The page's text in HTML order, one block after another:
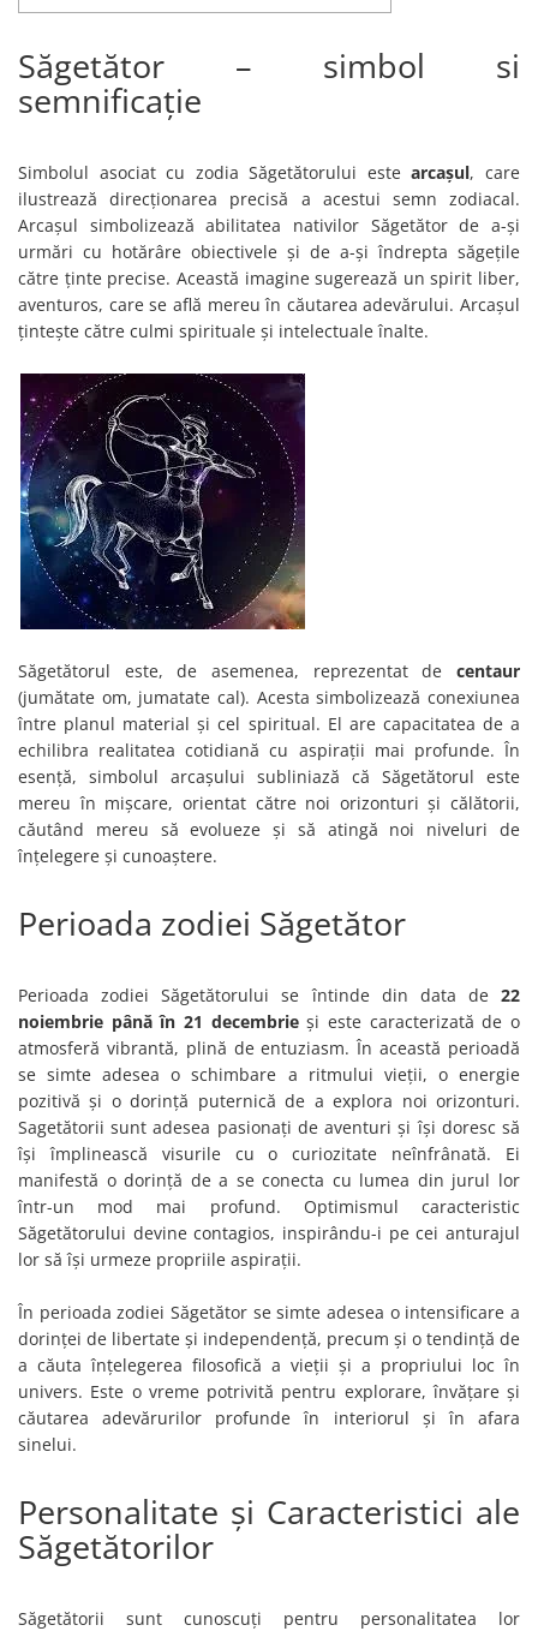
Săgetător – simbol si
semnificație
Simbolul asociat cu zodia Săgetătorului estearcașul, care
ilustrează direcționarea precisă a acestui semn zodiacal.
Arcașul simbolizează abilitatea nativilor Săgetător de a-și
urmări cu hotărâre obiectivele și de a-și îndrepta săgețile
către ținte precise. Această imagine sugerează un spirit liber,
aventuros, care se află mereu în căutarea adevărului. Arcașul
țintește către culmi spirituale și intelectuale înalte.
Săgetătorul este, de asemenea, reprezentat de centaur
(jumătate om, jumatate cal). Acesta simbolizează conexiunea
între planul material și cel spiritual. El are capacitatea de a
echilibra realitatea cotidiană cu aspirații mai profunde. În
esență, simbolul arcașului subliniază că Săgetătorul este
mereu în mișcare, orientat către noi orizonturi și călătorii,
căutând mereu să evolueze și să atingă noi niveluri de
înțelegere și cunoaștere.
Perioada zodiei Săgetător
Perioada zodiei Săgetătorului se întinde din data de 22
noiembrie până în 21 decembrieși este caracterizată de o
atmosferă vibrantă, plină de entuziasm. În această perioadă
se simte adesea o schimbare a ritmului vieții, o energie
pozitivă și o dorință puternică de a explora noi orizonturi.
Sagetătorii sunt adesea pasionați de aventuri și își doresc să
își împlinească visurile cu o curiozitate neînfrânată. Ei
manifestă o dorință de a se conecta cu lumea din jurul lor
într-un mod mai profund. Optimismul caracteristic
Săgetătorului devine contagios, inspirându-i pe cei anturajul
lor să își urmeze propriile aspirații.
În perioada zodiei Săgetător se simte adesea o intensificare a
dorinței de libertate și independență, precum și o tendință de
a căuta înțelegerea filosofică a vieții și a propriului loc în
univers. Este o vreme potrivită pentru explorare, învățare și
căutarea adevărurilor profunde în interiorul și în afara
sinelui.
Personalitate și Caracteristici ale
Săgetătorilor
Săgetătorii sunt cunoscuți pentru personalitatea lor